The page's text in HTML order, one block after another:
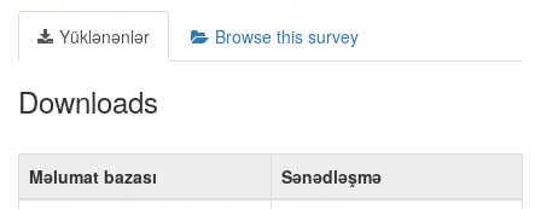
Yüklənənlər Browse this survey
Downloads
Məlumat bazası
Sənədləşmə